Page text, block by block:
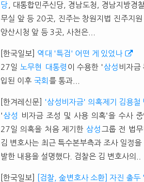
당 , 대통합민주신당, 경남도청, 경남지방
무실 앞 등 20곳, 진주는 창원지법 진주지
양산시청 앞 등 3곳, 사천은...
[한국일보]
역대 '특검' 어떤 게 있었나
27일
노무현 대통령 이 수용한 '삼성 비자금
입된 이후 국회 를 통과...
[한겨레신문]
'삼성비자금' 의혹제기 김용철
'삼성
비자금 조성 및 사용 의혹'을 수사
27일 의혹을 처음 제기한 삼성 그룹 전 법
김 변호사는 최근 특수본부측과 조사 일정
발한 내용을 설명했다. 검찰은 김 변호사의..
[한국일보]
[검찰, 金변호사 소환] 자진 출